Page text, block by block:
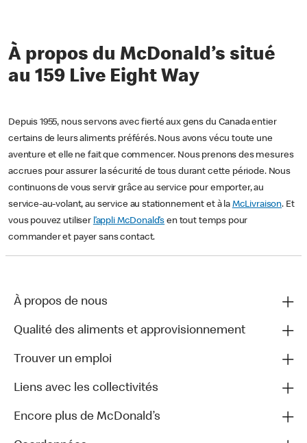
À propos du McDonald’s situé
au 159 Live Eight Way
Depuis 1955, nous servons avec fierté aux gens du Canada entier
certains de leurs aliments préférés. Nous avons vécu toute une
aventure et elle ne fait que commencer. Nous prenons des mesures
accrues pour assurer la sécurité de tous durant cette période. Nous
continuons de vous servir grâce au service pour emporter, au
service-au-volant, au service au stationnement et à la McLivraison. Et
vous pouvez utiliser l’appli McDonald’s en tout temps pour
commander et payer sans contact.
À propos de nous
Qualité des aliments et approvisionnement
Trouver un emploi
Liens avec les collectivités
Encore plus de McDonald’s